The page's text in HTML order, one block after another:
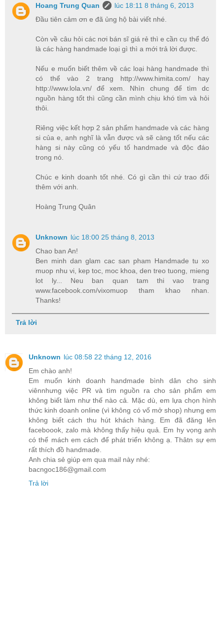
Hoang Trung Quan
lúc 18:11 8 tháng 6, 2013
Đầu tiên cảm ơn e đã ủng hộ bài viết nhé.
Còn về câu hỏi các nơi bán sĩ giá rẻ thì e cần cụ thể đó
là các hàng handmade loại gì thì a mới trả lời được.
Nếu e muốn biết thêm về các loại hàng handmade thì
có thể vào 2 trang http://www.himita.com/ hay
http://www.lola.vn/ để xem. Nhìn chung để tìm dc
nguồn hàng tốt thì cũng cần mình chịu khó tìm và hỏi
thôi.
Riêng việc kết hợp 2 sản phẩm handmade và các hàng
si của e, anh nghĩ là vẫn được và sẽ càng tốt nếu các
hàng si này cũng có yếu tố handmade và độc đáo
trong nó.
Chúc e kinh doanh tốt nhé. Có gì cần thì cứ trao đổi
thêm với anh.
Hoàng Trung Quân
Unknown lúc 18:00 25 tháng 8, 2013
Chao ban An!
Ben minh dan glam cac san pham Handmade tu xo
muop nhu vi, kep toc, moc khoa, den treo tuong, mieng
lot ly... Neu ban quan tam thi vao trang
www.facebook.com/vixomuop tham khao nhan.
Thanks!
Trả lời
Unknown lúc 08:58 22 tháng 12, 2016
Em chào anh!
Em muốn kinh doanh handmade bình dân cho sinh
viênnhưng việc PR và tìm nguồn ra cho sản phẩm em
không biết làm như thế nào cả. Mặc dù, em lựa chọn hình
thức kinh doanh online (vì không có vố mở shop) nhưng em
không biết cách thu hút khách hàng. Em đã đăng lên
faceboook, zalo mà không thấy hiệu quả. Em hy vọng anh
có thế mách em cách để phát triển không ạ. Thâtn sự em
rất thích đồ handmade.
Anh chia sẻ giúp em qua mail này nhé:
bacngoc186@gmail.com
Trả lời